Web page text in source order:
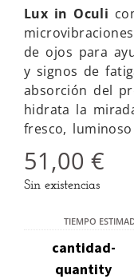
Lux in Oculi
de ojos para
y signos de
absorción del
hidrata la
fresco,
51,00 €
Sin existencias
TIEMPO
cantidad-
quantity